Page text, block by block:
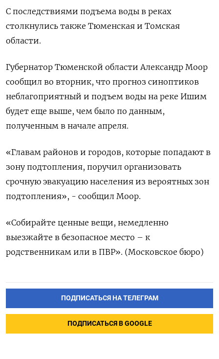
С последствиями подъема воды в реках
столкнулись также Тюменская и Томская
области.
Губернатор Тюменской области Александр Моор
сообщил во вторник, что прогноз синоптиков
неблагоприятный и подъем воды на реке Ишим
будет еще выше, чем было по данным,
полученным в начале апреля.
«Главам районов и городов, которые попадают в
зону подтопления, поручил организовать
срочную эвакуацию населения из вероятных зон
подтопления», - сообщил Моор.
«Собирайте ценные вещи, немедленно
выезжайте в безопасное место – к
родственникам или в ПВР». (Московское бюро)
ПОДПИСАТЬСЯ НА ТЕЛЕГРАМ
ПОДПИСАТЬСЯ В GOOGLE